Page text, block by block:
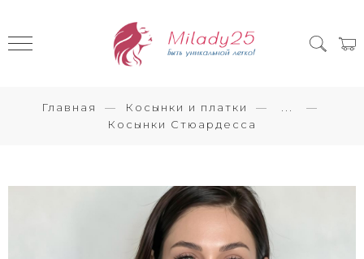
Главная Косынки и платки
Косынки Стюардесса